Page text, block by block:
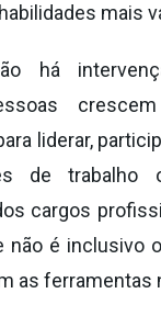
mais
há
liderar,
de trabalho
cargos
não é inclusivo
as ferramentas